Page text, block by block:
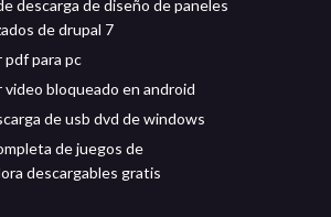
descarga de diseño de paneles
de drupal 7
pdf para pc
video bloqueado en android
de usb dvd de windows
de juegos de
descargables gratis